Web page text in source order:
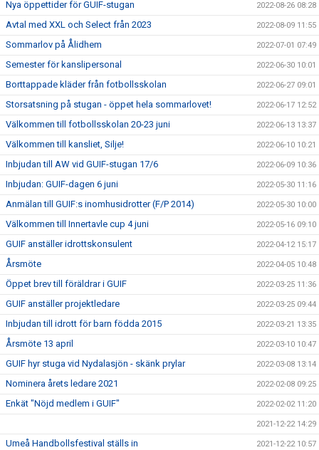
Nya öppettider för GUIF-stugan 2022-08-26 08:28
Avtal med XXL och Select från 2023 2022-08-09 11:55
Sommarlov på Ålidhem 2022-07-01 07:49
Semester för kanslipersonal 2022-06-30 10:01
Borttappade kläder från fotbollsskolan 2022-06-27 09:01
Storsatsning på stugan - öppet hela sommarlovet! 2022-06-17 12:52
Välkommen till fotbollsskolan 20-23 juni 2022-06-13 13:37
Välkommen till kansliet, Silje! 2022-06-10 10:21
Inbjudan till AW vid GUIF-stugan 17/6 2022-06-09 10:36
Inbjudan: GUIF-dagen 6 juni 2022-05-30 11:16
Anmälan till GUIF:s inomhusidrotter (F/P 2014) 2022-05-30 10:00
Välkommen till Innertavle cup 4 juni 2022-05-16 09:10
GUIF anställer idrottskonsulent 2022-04-12 15:17
Årsmöte 2022-04-05 10:48
Öppet brev till föräldrar i GUIF 2022-03-25 11:36
GUIF anställer projektledare 2022-03-25 09:44
Inbjudan till idrott för barn födda 2015 2022-03-21 13:35
Årsmöte 13 april 2022-03-10 10:47
GUIF hyr stuga vid Nydalasjön - skänk prylar 2022-03-08 13:14
Nominera årets ledare 2021 2022-02-08 09:25
Enkät "Nöjd medlem i GUIF" 2022-02-02 11:20
2021-12-22 14:29
Umeå Handbollsfestival ställs in 2021-12-22 10:57